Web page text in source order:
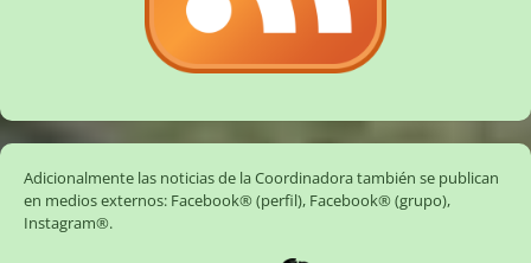
Adicionalmente las noticias de la Coordinadora también se publican
en medios externos: Facebook® (perfil), Facebook® (grupo),
Instagram®.